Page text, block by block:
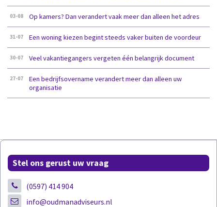
03-08 Op kamers? Dan verandert vaak meer dan alleen het adres
31-07 Een woning kiezen begint steeds vaker buiten de voordeur
30-07 Veel vakantiegangers vergeten één belangrijk document
27-07
Een bedrijfsovername verandert meer dan alleen uw
organisatie
Stel ons gerust uw vraag
(0597) 414 904
info@oudmanadviseurs.nl